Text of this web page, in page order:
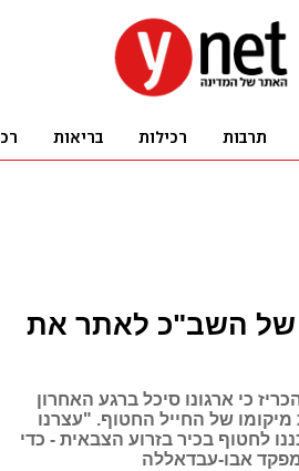
של השב"כ לאתר את
כי ארגונו סיכל ברגע האחרון
של החייל החטוף. "עצרנו
לחטוף בכיר בזרוע הצבאית - כדי
אבו-עבדאללה